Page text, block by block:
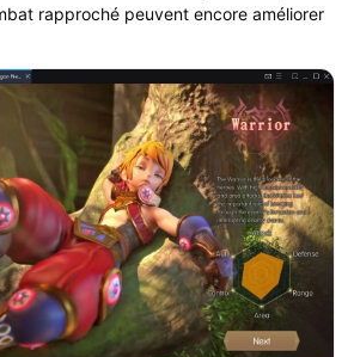
rapproché peuvent encore améliorer